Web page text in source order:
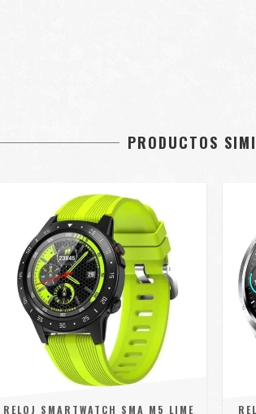
PRODUCTOS
RELOJ SMARTWATCH SMA M5 LIME